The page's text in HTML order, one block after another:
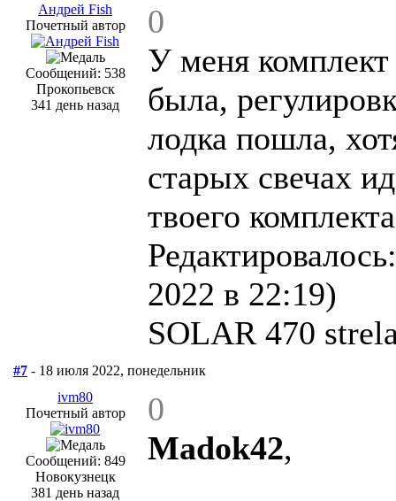
Андрей Fish
Почетный автор
Сообщений: 538
Прокопьевск
341 день назад
0
У меня
была,
лодка пошла,
старых свечах
твоего
2022 в 22:19)
SOLAR 470
#7 - 18 июля 2022, понедельник
ivm80
Почетный автор
Сообщений: 849
Новокузнецк
381 день назад
0
Madok42,